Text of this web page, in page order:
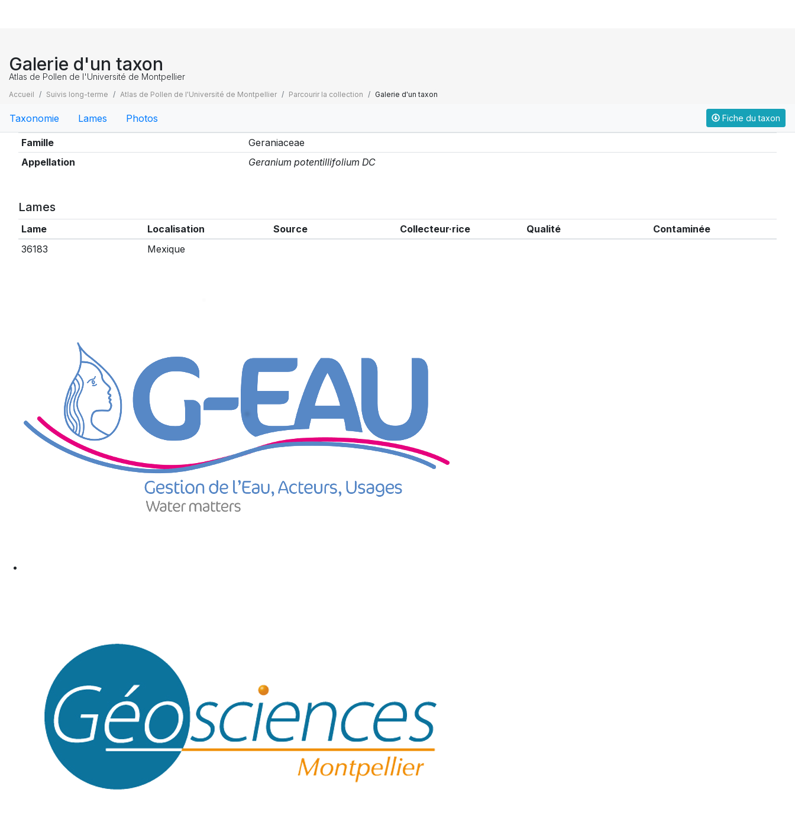
Galerie d'un taxon
Atlas de Pollen de l'Université de Montpellier
Accueil Suivis long-terme Atlas de Pollen de l'Université de Montpellier Parcourir la collection Galerie d'un taxon
Taxonomie Lames Photos Fiche du taxon
Taxonomie
Famille
Geraniaceae
Appellation
Geranium potentillifolium DC
Lames
Lame Localisation Source Collecteur·rice Qualité
Contaminée
36183
Mexique